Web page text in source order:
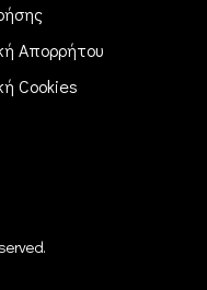
Απορρήτου
Cookies